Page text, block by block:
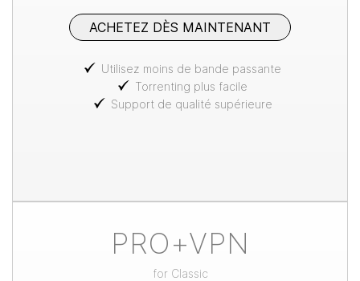
PRO+VPN
for Classic
ACHETEZ DÈS MAINTENANT
Utilisez moins de bande passante
Torrenting plus facile
Support de qualité supérieure